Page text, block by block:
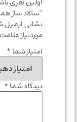
“سالاد ساز همه
نشانی ایمیل شما
موردنیاز
امتیاز شما*
دیدگاه شما*